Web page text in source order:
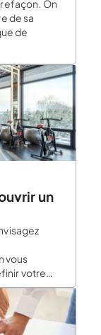
On
de sa
de
un
vous
votre
votre salle
[…]